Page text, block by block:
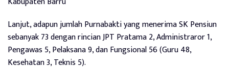
Lanjut, adapun jumlah Purnabakti yang menerima SK Pensiun
sebanyak 73 dengan rincian JPT Pratama 2, Administraror 1,
Pengawas 5, Pelaksana 9, dan Fungsional 56 (Guru 48,
Kesehatan 3, Teknis 5).